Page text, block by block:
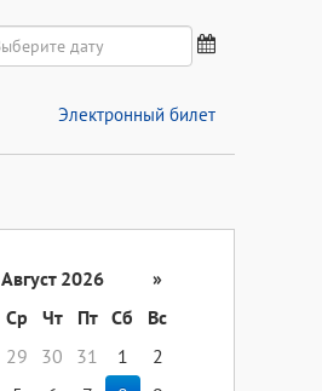
Электронный билет
Август 2026
»
Ср Чт Пт Сб
Вс
29 30 31 1
2